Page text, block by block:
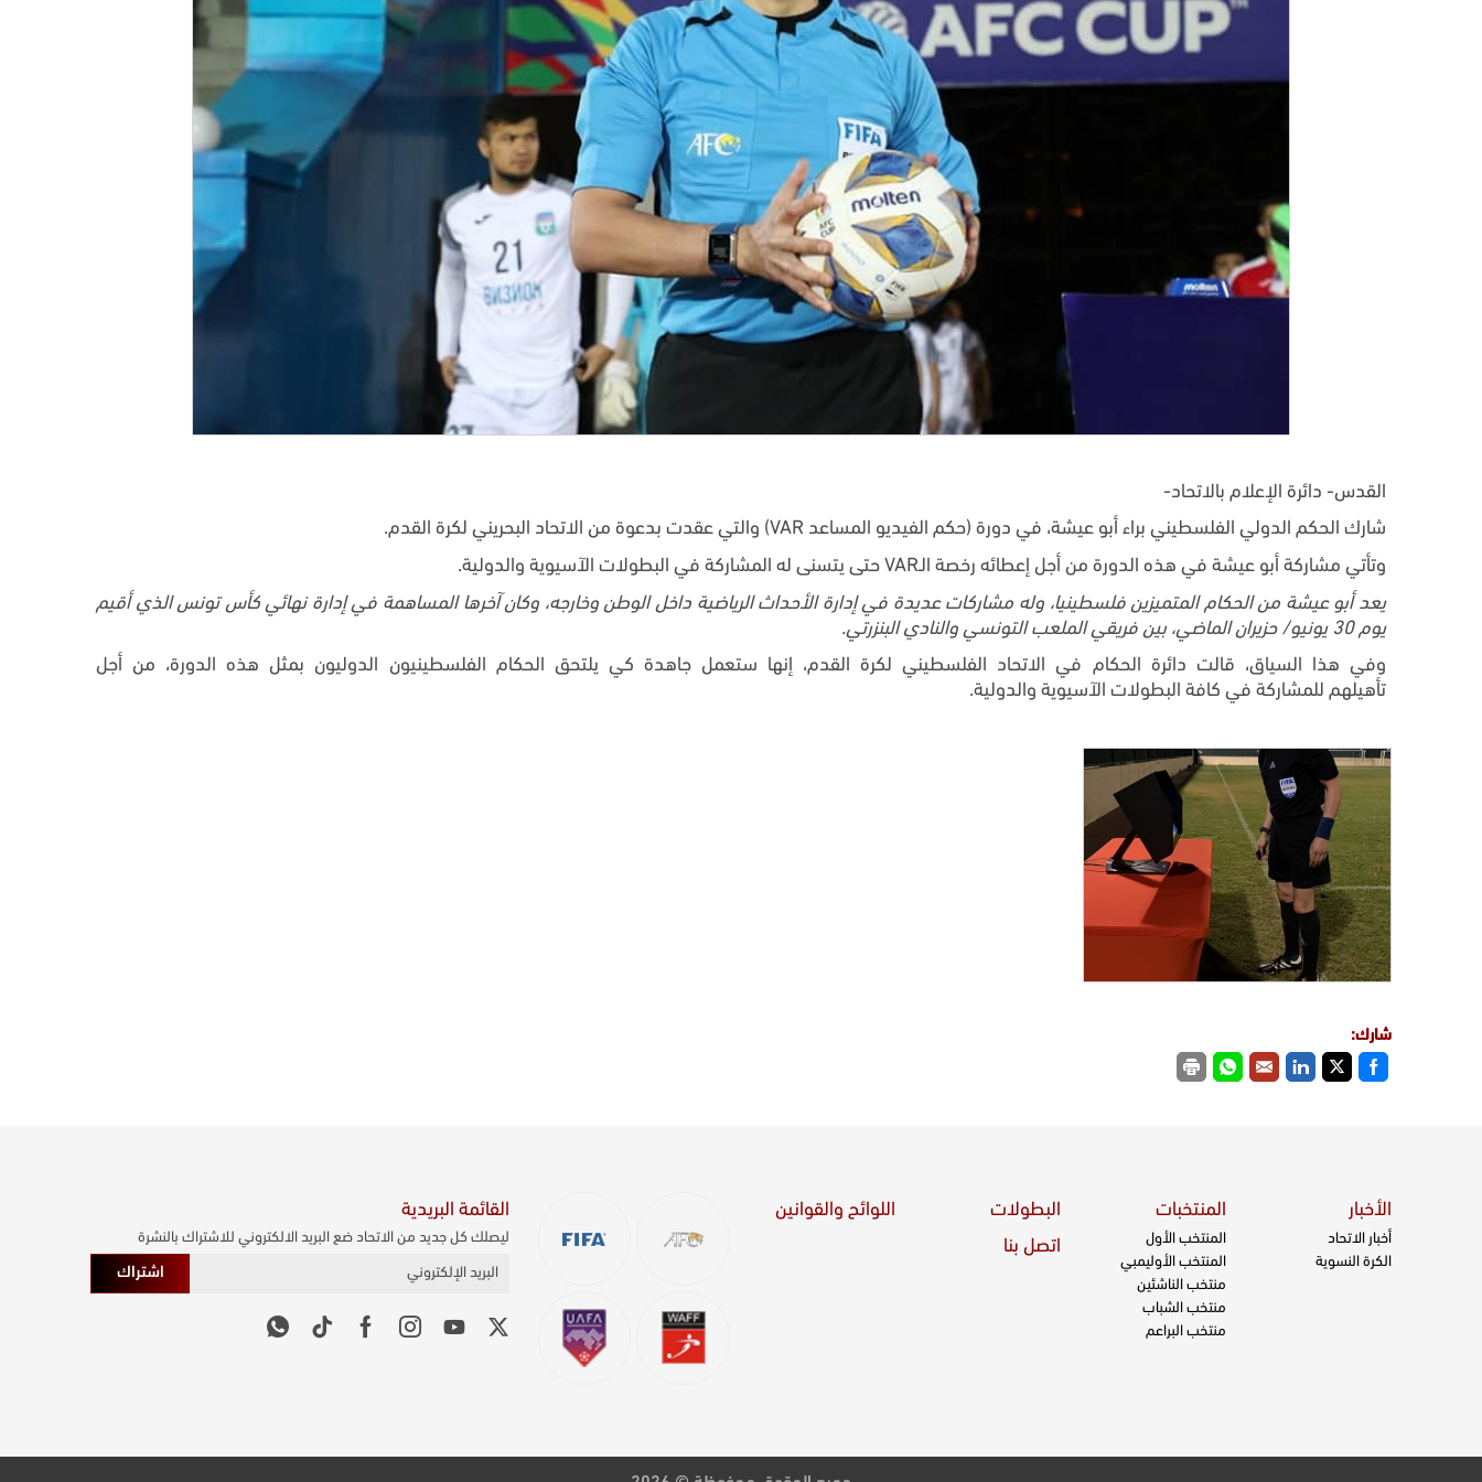
القدس- دائرة الإعلام بالاتحاد-
شارك الحكم الدولي الفلسطيني براء أبو عيشة، في دورة (حكم الفيديو المساعد VAR) والتي عقدت بدعوة من الاتحاد البحريني لكرة القدم.
وتأتي مشاركة أبو عيشة في هذه الدورة من أجل إعطائه رخصة الـVAR حتى يتسنى له المشاركة في البطولات الآسيوية والدولية.
يعد أبو عيشة من الحكام المتميزين فلسطينيا، وله مشاركات عديدة في إدارة الأحداث الرياضية داخل الوطن وخارجه، وكان آخرها المساهمة في إدارة نهائي كأس تونس الذي أقيم
يوم 30 يونيو/ حزيران الماضي، بين فريقي الملعب التونسي والنادي البنزرتي.
وفي هذا السياق، قالت دائرة الحكام في الاتحاد الفلسطيني لكرة القدم، إنها ستعمل جاهدة كي يلتحق الحكام الفلسطينيون الدوليون بمثل هذه الدورة، من أجل
تأهيلهم للمشاركة في كافة البطولات الآسيوية والدولية.
شارك:
الأخبار
أخبار الاتحاد
الكرة النسوية
المنتخبات
المنتخب الأول
المنتخب الأوليمبي
منتخب الناشئين
منتخب الشباب
منتخب البراعم
البطولات
اللوائح والقوانين
اتصل بنا
القائمة البريدية
ليصلك كل جديد من الاتحاد ضع البريد الالكتروني للاشتراك بالنشرة
اشتراك